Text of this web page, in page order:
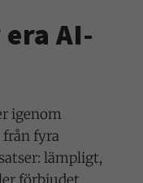
AI-
igenom
från fyra
lämpligt,